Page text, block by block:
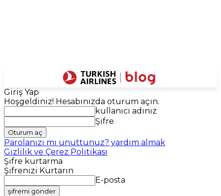
Giriş Yap
Hoşgeldiniz! Hesabınızda oturum açın.
kullanıcı adınız
Şifre
Parolanızı mı unuttunuz? yardım almak
Gizlilik ve Çerez Politikası
Şifre kurtarma
Şifrenizi Kurtarın
E-posta